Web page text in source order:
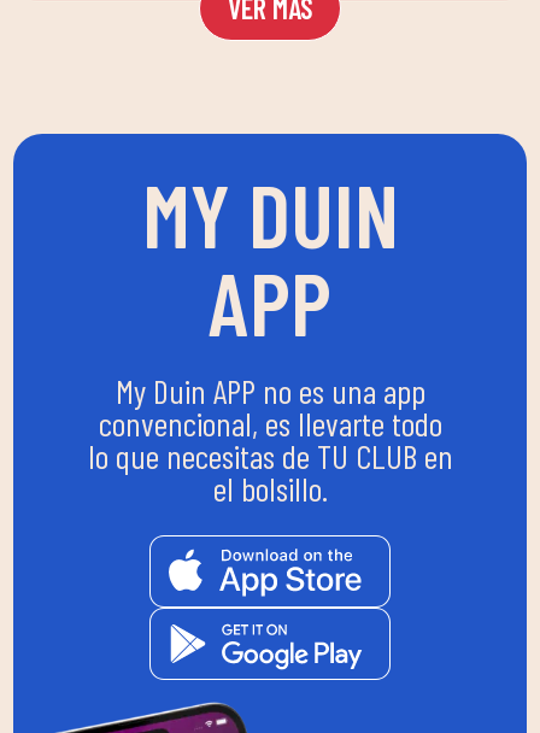
VER MÁS
MY DUIN
APP
My Duin APP no es una app
convencional, es llevarte todo
lo que necesitas de TU CLUB en
el bolsillo.